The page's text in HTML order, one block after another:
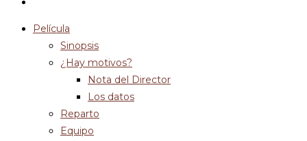
Película
Sinopsis
¿Hay motivos?
Nota del Director
Los datos
Reparto
Equipo